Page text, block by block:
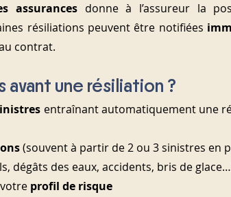
assurances donne à l’assureur la
résiliations peuvent être notifiées
contrat.
une résiliation ?
entraînant automatiquement une
(souvent à partir de 2 ou 3 sinistres en
dégâts des eaux, accidents, bris de
profil de risque